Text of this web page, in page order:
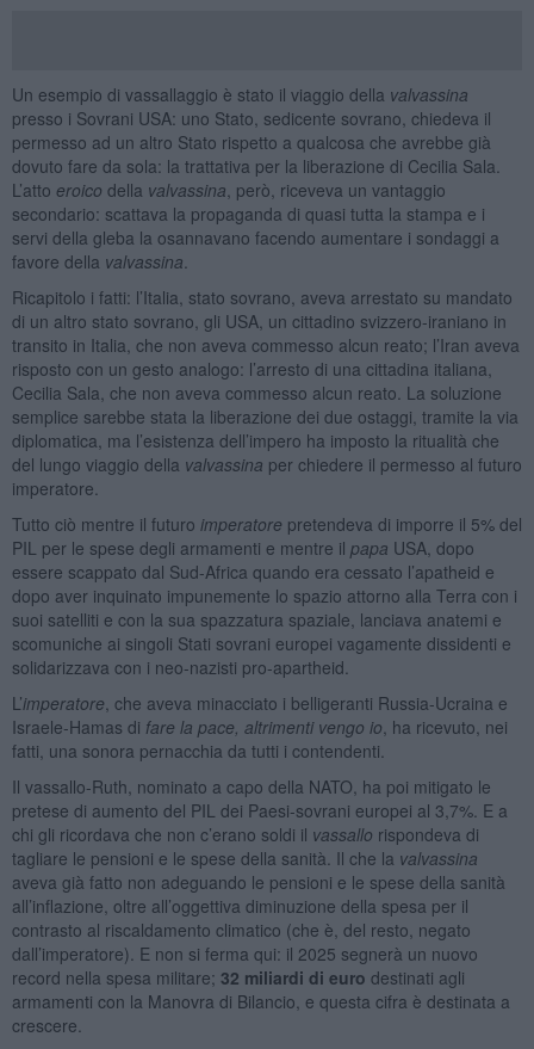
Un esempio di vassallaggio è stato il viaggio della valvassina
presso i Sovrani USA: uno Stato, sedicente sovrano, chiedeva il
permesso ad un altro Stato rispetto a qualcosa che avrebbe già
dovuto fare da sola: la trattativa per la liberazione di Cecilia Sala.
L’atto eroico della valvassina , però, riceveva un vantaggio
secondario: scattava la propaganda di quasi tutta la stampa e i
servi della gleba la osannavano facendo aumentare i sondaggi a
favore della valvassina
Ricapitolo i fatti: l’Italia, stato sovrano, aveva arrestato su mandato
di un altro stato sovrano, gli USA, un cittadino svizzero-iraniano in
transito in Italia, che non aveva commesso alcun reato; l’Iran aveva
risposto con un gesto analogo: l’arresto di una cittadina italiana,
Cecilia Sala, che non aveva commesso alcun reato. La soluzione
semplice sarebbe stata la liberazione dei due ostaggi, tramite la via
diplomatica, ma l’esistenza dell’impero ha imposto la ritualità che
del lungo viaggio della valvassina per chiedere il permesso al futuro
imperatore.
Tutto ciò mentre il futuro imperatore pretendeva di imporre il 5% del
PIL per le spese degli armamenti e mentre il papa USA, dopo
essere scappato dal Sud-Africa quando era cessato l’apatheid e
dopo aver inquinato impunemente lo spazio attorno alla Terra con i
suoi satelliti e con la sua spazzatura spaziale, lanciava anatemi e
scomuniche ai singoli Stati sovrani europei vagamente dissidenti e
solidarizzava con i neo-nazisti pro-apartheid.
L’imperatore , che aveva minacciato i belligeranti Russia-Ucraina e
Israele-Hamas di fare la pace, altrimenti vengo io , ha ricevuto, nei
fatti, una sonora pernacchia da tutti i contendenti.
Il vassallo-Ruth, nominato a capo della NATO, ha poi mitigato le
pretese di aumento del PIL dei Paesi-sovrani europei al 3,7%. E a
chi gli ricordava che non c’erano soldi il vassallo rispondeva di
tagliare le pensioni e le spese della sanità. Il che la valvassina
aveva già fatto non adeguando le pensioni e le spese della sanità
all’inflazione, oltre all’oggettiva diminuzione della spesa per il
contrasto al riscaldamento climatico (che è, del resto, negato
dall’imperatore). E non si ferma qui: il 2025 segnerà un nuovo
record nella spesa militare; 32 miliardi di euro destinati agli
armamenti con la Manovra di Bilancio, e questa cifra è destinata a
crescere.